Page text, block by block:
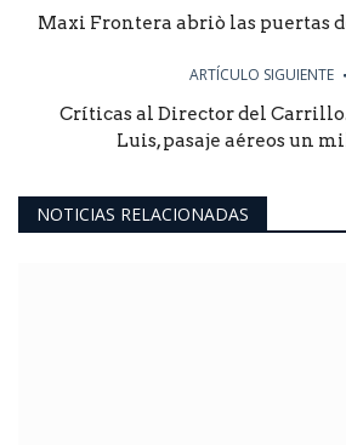
Maxi Frontera abriò las puertas
ARTÍCULO SIGUIENTE
Críticas al Director del
Luis, pasaje aéreos un
NOTICIAS RELACIONADAS